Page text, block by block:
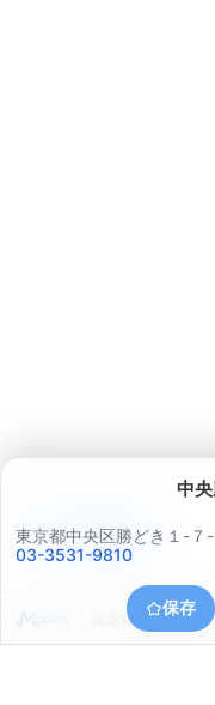
中
東京都中央区勝どき１-
03-3531-9810
保存
東京都中央区晴海
アプリで見る